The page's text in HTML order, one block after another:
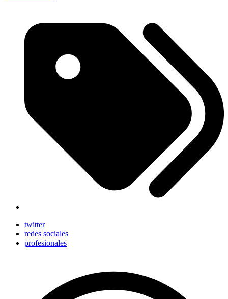
twitter
redes sociales
profesionales